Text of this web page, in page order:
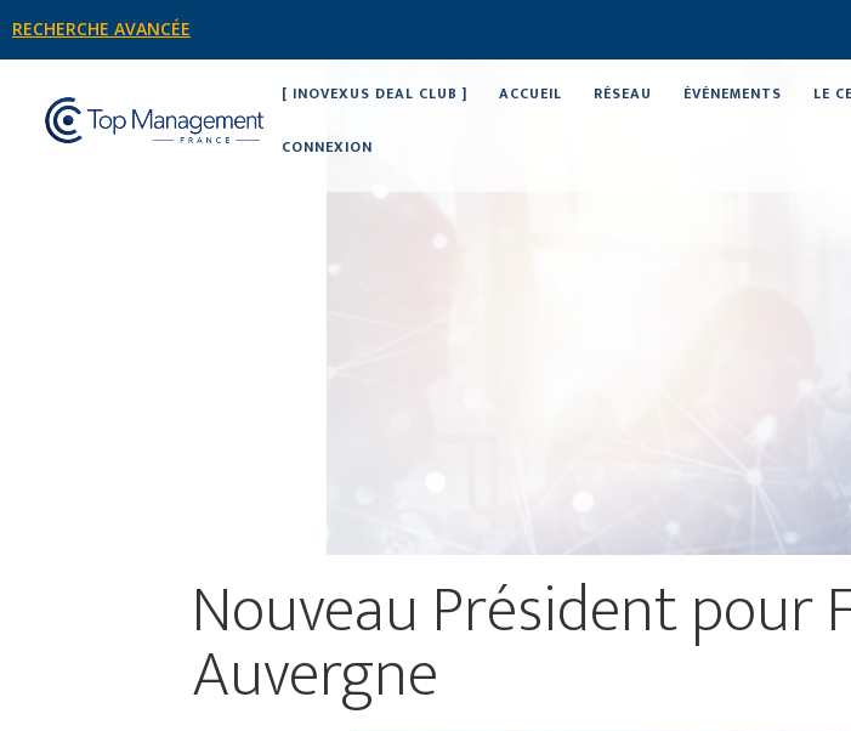
RECHERCHE AVANCÉE
[ INOVEXUS DEAL CLUB ] ACCUEIL RÉSEAU ÉVÉNEMENTS LE
CONNEXION
Nouveau Président pour
Auvergne